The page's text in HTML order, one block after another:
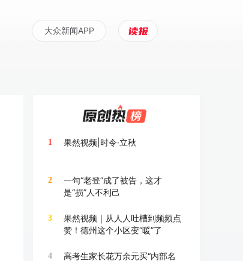
大众新闻APP
1 果然视频|时令·立秋
2
一句“老登”成了被告，这才
是“损”人不利己
3
果然视频｜从人人吐槽到频频点
赞！德州这个小区变“暖”了
4
高考生家长花万余元买“内部名